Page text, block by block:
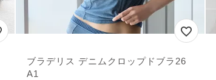
ブラデリス デニムクロップドブラ26
A1